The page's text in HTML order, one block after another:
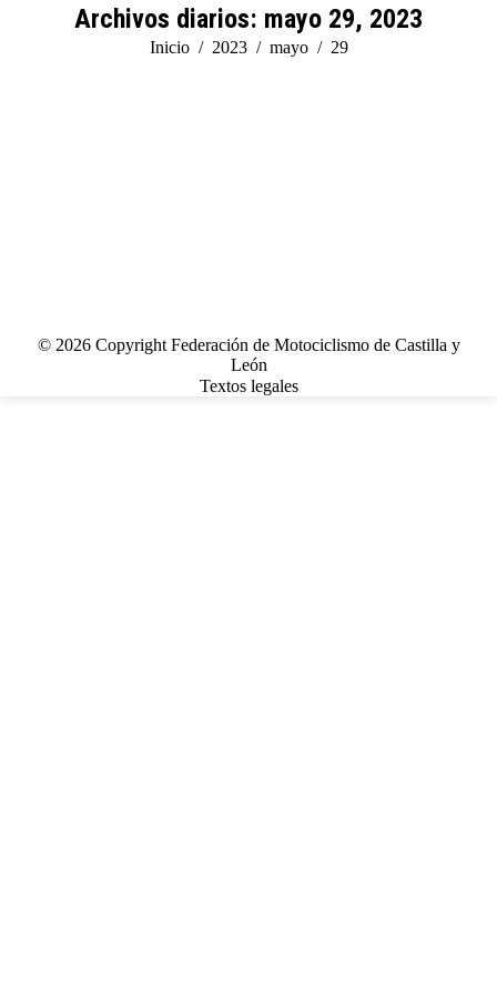
Archivos diarios: mayo 29, 2023
Estás aquí:
Inicio 2023 mayo 29
© 2026 Copyright Federación de Motociclismo de Castilla y
León
Textos legales